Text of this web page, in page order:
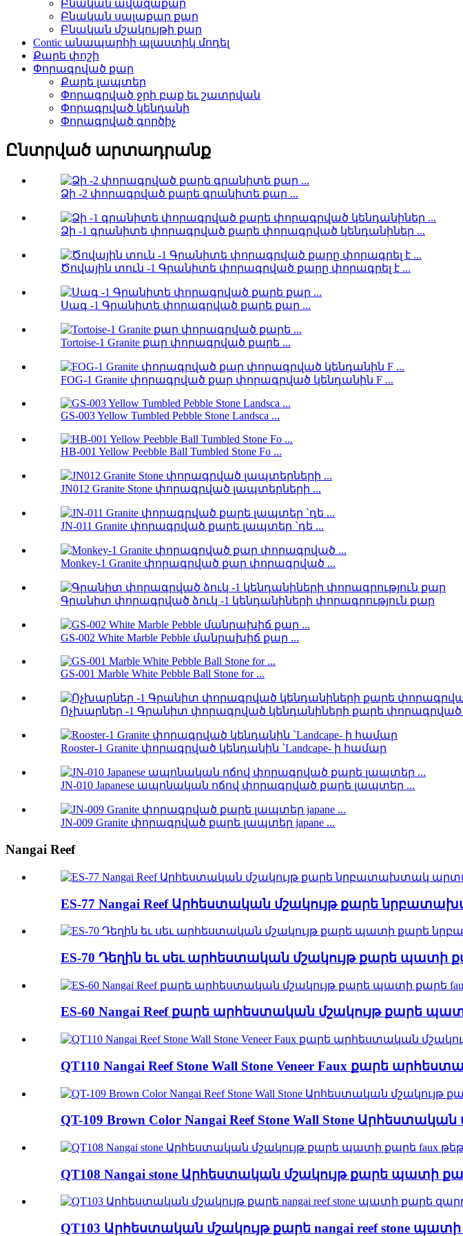
Բնական ավազաքար
Բնական սալաքար քար
Բնական մշակույթի քար
Contic անապարհի պլաստիկ մոդել
Քարե փոշի
Փորագրված քար
Քարե լապտեր
Փորագրված ջրի բաք եւ շատրվան
Փորագրված կենդանի
Փորագրված գործիչ
Ընտրված արտադրանք
Ձի -2 փորագրված քարե գրանիտե քար ...
Ձի -1 գրանիտե փորագրված քարե փորագրված կենդանիներ ...
Ծովային տուն -1 Գրանիտե փորագրված քարը փորագրել է ...
Սագ -1 Գրանիտե փորագրված քարե քար ...
Tortoise-1 Granite քար փորագրված քարե ...
FOG-1 Granite փորագրված քար փորագրված կենդանին F ...
GS-003 Yellow Tumbled Pebble Stone Landsca ...
HB-001 Yellow Peebble Ball Tumbled Stone Fo ...
JN012 Granite Stone փորագրված լապտերների ...
JN-011 Granite փորագրված քարե լապտեր `դե ...
Monkey-1 Granite փորագրված քար փորագրված ...
Գրանիտ փորագրված ձուկ -1 կենդանիների փորագրություն քար
GS-002 White Marble Pebble մանրախիճ քար ...
GS-001 Marble White Pebble Ball Stone for ...
Ոչխարներ -1 Գրանիտ փորագրված կենդանիների քարե փորագրված
Rooster-1 Granite փորագրված կենդանին `Landcape- ի համար
JN-010 Japanese ապոնական ոճով փորագրված քարե լապտեր ...
JN-009 Granite փորագրված քարե լապտեր japane ...
Nangai Reef
ES-77 Nangai Reef Արհեստական ​​մշակույթ քարե
ES-70 Դեղին եւ սեւ արհեստական ​​մշակույթ քարե
ES-60 Nangai Reef քարե արհեստական ​​մշակույթ քարե
QT110 Nangai Reef Stone Wall Stone Veneer Faux քարե
QT-109 Brown Color Nangai Reef Stone Wall Stone
QT108 Nangai stone Արհեստական ​​մշակույթ քարե պատի
QT103 Արհեստական ​​մշակույթ քարե nangai reef stone